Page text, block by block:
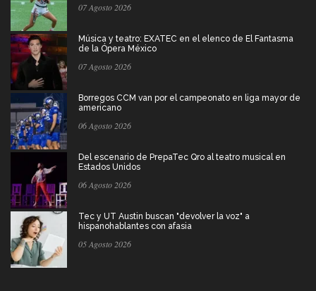
07 Agosto 2026
Música y teatro: EXATEC en el elenco de El Fantasma
de la Ópera México
07 Agosto 2026
Borregos CCM van por el campeonato en liga mayor de
americano
06 Agosto 2026
Del escenario de PrepaTec Qro al teatro musical en
Estados Unidos
06 Agosto 2026
Tec y UT Austin buscan "devolver la voz" a
hispanohablantes con afasia
05 Agosto 2026